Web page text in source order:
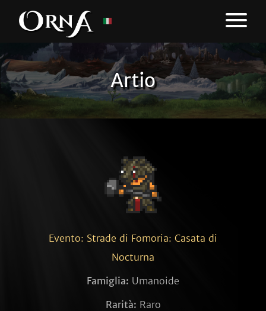
Artio
Evento: Strade di Fomoria: Casata di
Nocturna
Famiglia: Umanoide
Rarità: Raro